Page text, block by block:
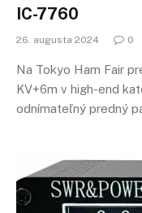
IC-7760
26. augusta 2024 0
Na Tokyo Ham Fair
KV+6m v high-end
odnímateľný predný